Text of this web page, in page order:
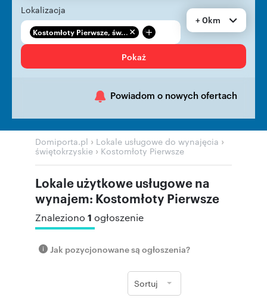
Lokalizacja
Kostomłoty Pierwsze, św... +
+ 0km
Pokaż
Powiadom o nowych ofertach
Domiporta.pl › Lokale usługowe do wynajęcia ›
świętokrzyskie › Kostomłoty Pierwsze
Lokale użytkowe usługowe na
wynajem: Kostomłoty Pierwsze
Znaleziono 1 ogłoszenie
Jak pozycjonowane są ogłoszenia?
Sortuj